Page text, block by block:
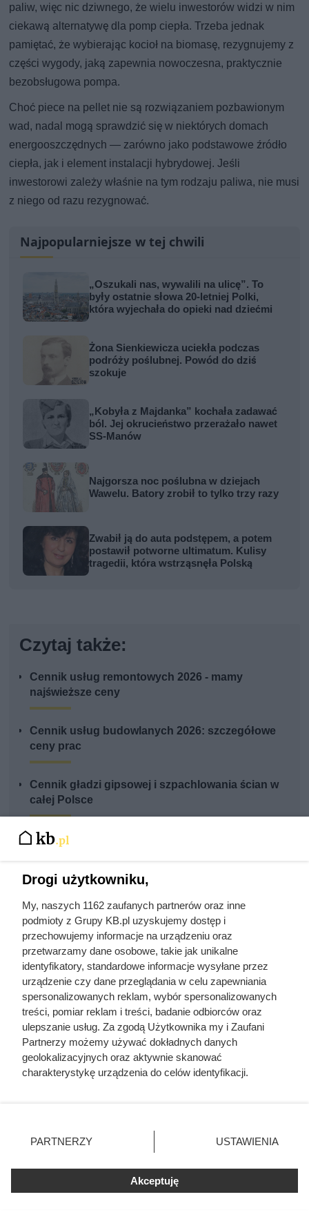
paliw, więc nic dziwnego, że wielu inwestorów widzi w nim
ciekawą alternatywę dla pomp ciepła. Trzeba jednak
pamiętać, że wybierając kocioł na biomasę, rezygnujemy z
części wygody, jaką zapewnia nowoczesna, praktycznie
bezobsługowa pompa.
Choć piece na pellet nie są rozwiązaniem pozbawionym
wad, nadal mogą sprawdzić się w niektórych domach
energooszczędnych — zarówno jako podstawowe źródło
ciepła, jak i element instalacji hybrydowej. Jeśli
inwestorowi zależy właśnie na tym rodzaju paliwa, nie musi
z niego od razu rezygnować.
Najpopularniejsze w tej chwili
„Oszukali nas, wywalili na ulicę”. To
były ostatnie słowa 20-letniej Polki,
która wyjechała do opieki nad dziećmi
Żona Sienkiewicza uciekła podczas
podróży poślubnej. Powód do dziś
szokuje
„Kobyła z Majdanka” kochała zadawać
ból. Jej okrucieństwo przerażało nawet
SS-Manów
Najgorsza noc poślubna w dziejach
Wawelu. Batory zrobił to tylko trzy razy
Zwabił ją do auta podstępem, a potem
postawił potworne ultimatum. Kulisy
tragedii, która wstrząsnęła Polską
Czytaj także:
Cennik usług remontowych 2026 - mamy
najświeższe ceny
Cennik usług budowlanych 2026: szczegółowe
ceny prac
Cennik gładzi gipsowej i szpachlowania ścian w
całej Polsce
Cennik ścianek działowych z płyt g-k i suchej
Cennik montażu oświetlenia - przegląd cen
elektryków
Drogi użytkowniku,
My, naszych 1162 zaufanych partnerów oraz inne
podmioty z Grupy KB.pl uzyskujemy dostęp i
przechowujemy informacje na urządzeniu oraz
przetwarzamy dane osobowe, takie jak unikalne
identyfikatory, standardowe informacje wysyłane przez
urządzenie czy dane przeglądania w celu zapewniania
spersonalizowanych reklam, wybór spersonalizowanych
treści, pomiar reklam i treści, badanie odbiorców oraz
ulepszanie usług. Za zgodą Użytkownika my i Zaufani
Partnerzy możemy używać dokładnych danych
geolokalizacyjnych oraz aktywnie skanować
charakterystykę urządzenia do celów identyfikacji.
zmienić/wycofać klikając przycisk ustawień prywatności
znajdujący się w lewym dolnym rogu strony. Niektóre
użytkownika, ale masz prawo sprzeciwić się takiemu
przetwarzaniu. Preferencje będą miały zastosowania tylko
PARTNERZY USTAWIENIA
Akceptuję